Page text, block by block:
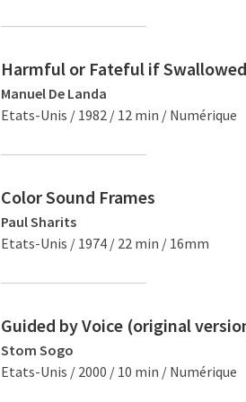
Harmful or Fateful if Swallowed
Manuel De Landa
Etats-Unis / 1982 / 12 min / Numérique
Color Sound Frames
Paul Sharits
Etats-Unis / 1974 / 22 min / 16mm
Guided by Voice (original
Stom Sogo
Etats-Unis / 2000 / 10 min / Numérique